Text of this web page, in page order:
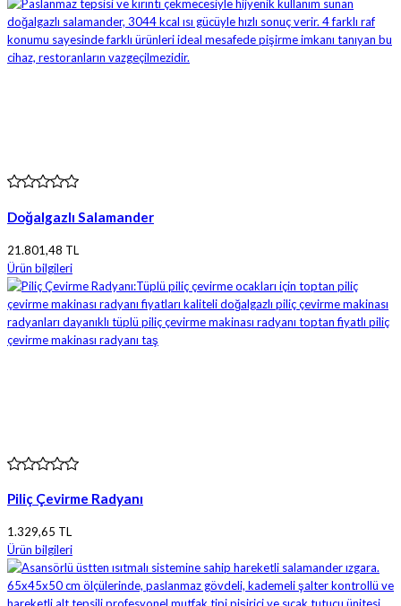
Doğalgazlı Salamander
21.801,48 TL
Ürün bilgileri
Piliç Çevirme Radyanı
1.329,65 TL
Ürün bilgileri